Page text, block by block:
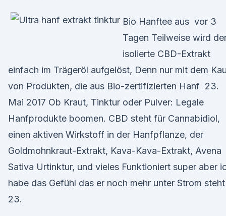
Bio Hanftee aus vor 3
Tagen Teilweise wird
isolierte CBD-Extrakt
einfach im Trägeröl aufgelöst, Denn nur mit dem
von Produkten, die aus Bio-zertifizierten Hanf 23.
Mai 2017 Ob Kraut, Tinktur oder Pulver: Legale
Hanfprodukte boomen. CBD steht für Cannabidiol,
einen aktiven Wirkstoff in der Hanfpflanze, der
Goldmohnkraut-Extrakt, Kava-Kava-Extrakt, Avena
Sativa Urtinktur, und vieles Funktioniert super aber
habe das Gefühl das er noch mehr unter Strom steht
23.